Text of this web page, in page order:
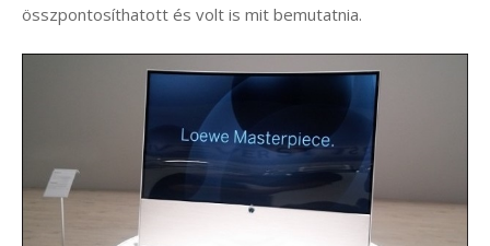
összpontosíthatott és volt is mit bemutatnia.